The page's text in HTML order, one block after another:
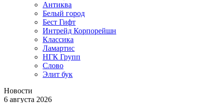
Антиква
Белый город
Бест Гифт
Интрейд Корпорейшн
Классика
Ламартис
НГК Групп
Слово
Элит бук
Новости
6 августа 2026